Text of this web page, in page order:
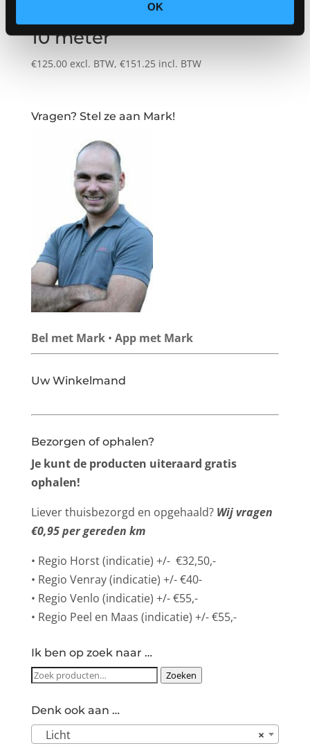
OK
Drapering plafond wit 5 x
10 meter
€125.00 excl. BTW, €151.25incl. BTW
Vragen? Stel ze aan Mark!
Bel met Mark• App met Mark
Uw Winkelmand
Bezorgen of ophalen?
Je kunt de producten uiteraard gratis
ophalen!
Liever thuisbezorgd en opgehaald? Wij vragen
€0,95 per gereden km
• Regio Horst (indicatie) +/- €32,50,-
• Regio Venray (indicatie) +/- €40-
• Regio Venlo (indicatie) +/- €55,-
• Regio Peel en Maas (indicatie) +/- €55,-
Ik ben op zoek naar …
Zoeken
Zoeken
Denk ook aan …
×
Licht